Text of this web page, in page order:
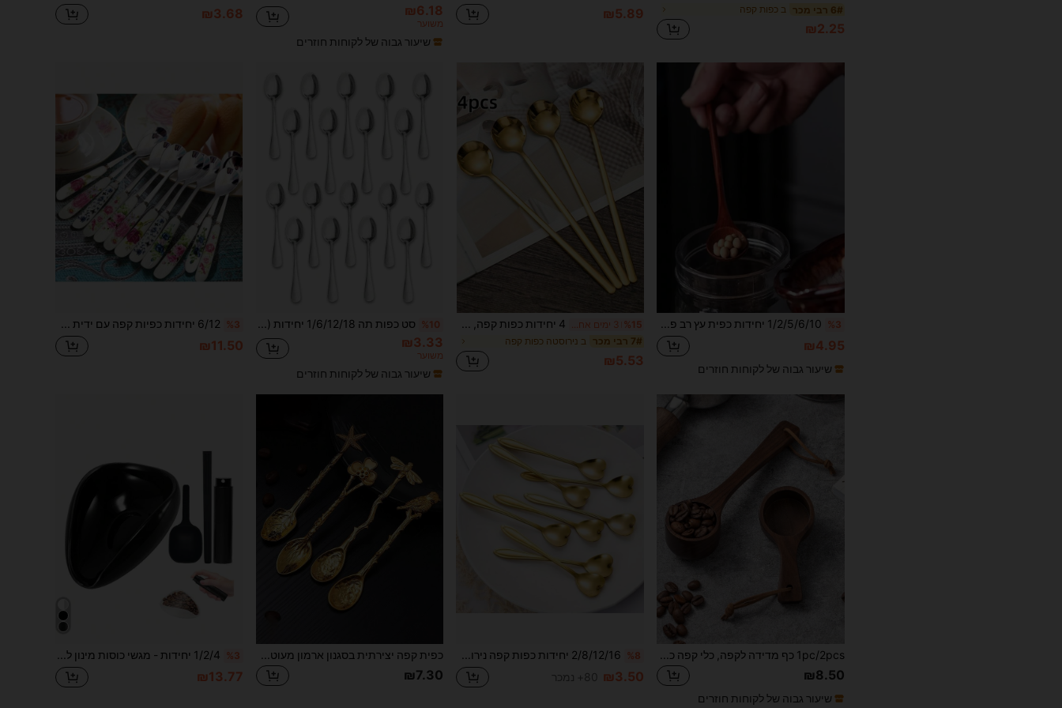
6# רבי מכר ב כפות קפה
₪2.25
₪5.89
₪6.18
משוער
שיעור גבוה של לקוחות חוזרים
₪3.68
%3
₪4.95
שיעור גבוה של לקוחות חוזרים
%15 3 ימים אחרונים
7# רבי מכר ב נירוסטה כפות קפה
₪5.53
%10
₪3.33
משוער
שיעור גבוה של לקוחות חוזרים
%3
₪11.50
₪8.50
שיעור גבוה של לקוחות חוזרים
%8
₪3.50 80+ נמכר ₪7.30
%3
₪13.77